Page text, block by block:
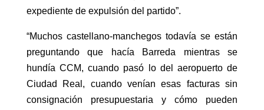
expediente de expulsión del partido”.
“Muchos castellano-manchegos todavía se están
preguntando que hacía Barreda mientras se
hundía CCM, cuando pasó lo del aeropuerto de
Ciudad Real, cuando venían esas facturas sin
consignación presupuestaria y cómo pueden